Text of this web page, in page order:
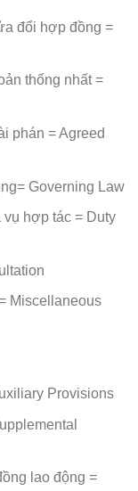
đổi hợp đồng =
thống nhất =
phán = Agreed
Governing Law
hợp tác = Duty
Miscellaneous
Provisions
lao động =